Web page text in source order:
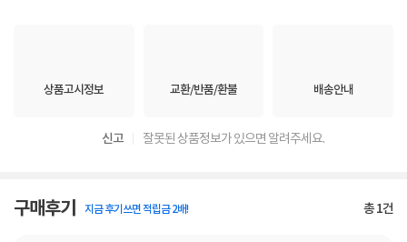
상품고시정보 교환/반품/환불 배송안내
신고 잘못된 상품정보가 있으면 알려주세요.
구매후기 지금 후기쓰면 적립금 2배! 총1건